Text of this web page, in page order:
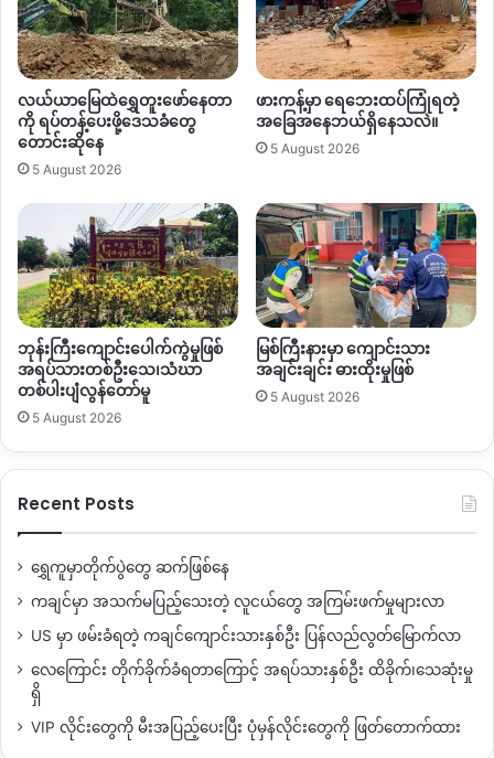
ဦး
ဒဏ်ရာ
ရ
လယ်ယာမြေထဲရွှေတူးဖော်နေတာ
ကို ရပ်တန့်ပေးဖို့ဒေသခံတွေ
တောင်းဆိုနေ
5 August 2026
ဖားကန့်မှာ ရေဘေးထပ်ကြုံရတဲ့
အခြေအနေဘယ်ရှိနေသလဲ။
5 August 2026
ဘုန်းကြီးကျောင်းပေါက်ကွဲမှုဖြစ်
အရပ်သားတစ်ဦးသေ၊သံဃာ
တစ်ပါးပျံလွန်တော်မူ
5 August 2026
မြစ်ကြီးနားမှာ ကျောင်းသား
အချင်းချင်း ဓားထိုးမှုဖြစ်
5 August 2026
Recent Posts
ရွှေကူမှာတိုက်ပွဲတွေ ဆက်ဖြစ်နေ
ကချင်မှာ အသက်မပြည့်သေးတဲ့ လူငယ်တွေ အကြမ်းဖက်မှုများလာ
US မှာ ဖမ်းခံရတဲ့ ကချင်ကျောင်းသားနှစ်ဦး ပြန်လည်လွတ်မြောက်လာ
လေကြောင်း တိုက်ခိုက်ခံရတာကြောင့် အရပ်သားနှစ်ဦး ထိခိုက်၊သေဆုံးမှု
ရှိ
VIP လိုင်းတွေကို မီးအပြည့်ပေးပြီး ပုံမှန်လိုင်းတွေကို ဖြတ်တောက်ထား